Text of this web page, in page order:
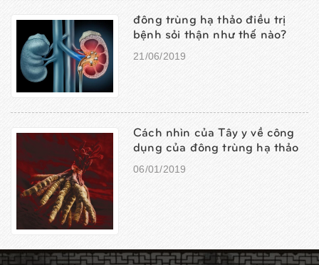
đông trùng hạ thảo điều trị
bệnh sỏi thận như thế nào?
21/06/2019
Cách nhìn của Tây y về công
dụng của đông trùng hạ thảo
06/01/2019